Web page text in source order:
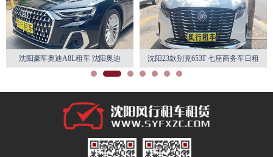
沈阳豪车奥迪A8L租车 沈阳奥迪
A8L豪车租赁
沈阳23款别克653T 七座商务车日租